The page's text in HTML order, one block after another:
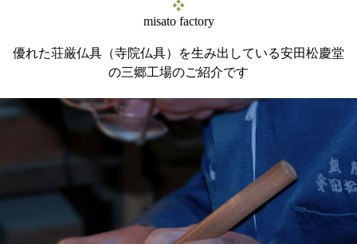
misato factory
優れた荘厳仏具（寺院仏具）を生み出している安田松慶堂
の三郷工場のご紹介です